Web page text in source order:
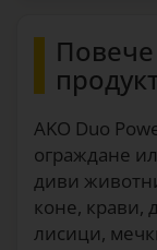
AKO Duo
ограждане
диви
коне, крави,
лисици,